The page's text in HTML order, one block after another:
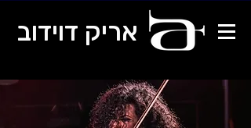
אריק דוידוב